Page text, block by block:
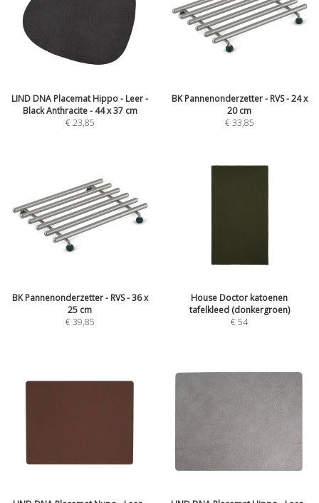
LIND DNA Placemat Hippo - Leer -
Black Anthracite - 44 x 37 cm
€23,85
BK Pannenonderzetter - RVS - 24 x
20 cm
€33,85
BK Pannenonderzetter - RVS - 36 x
25 cm
€39,85
House Doctor katoenen
tafelkleed (donkergroen)
€54